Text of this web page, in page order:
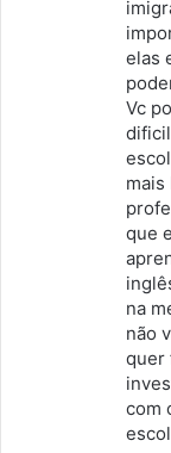
elas
Vc
que
na
não
quer
com